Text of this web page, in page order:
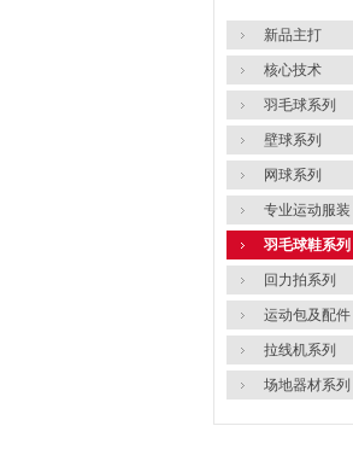
新品主打
核心技术
羽毛球系列
壁球系列
网球系列
专业运动服装
羽毛球鞋系列
回力拍系列
运动包及配件
拉线机系列
场地器材系列